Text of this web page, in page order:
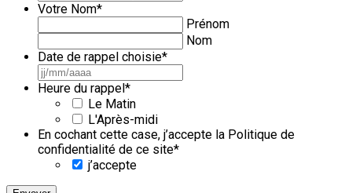
Votre Nom*
Prénom
Nom
Date de rappel choisie*
AAAA
Heure du rappel*
Le Matin
L'Après-midi
En cochant cette case, j’accepte la Politique de
confidentialité de ce site*
j’accepte